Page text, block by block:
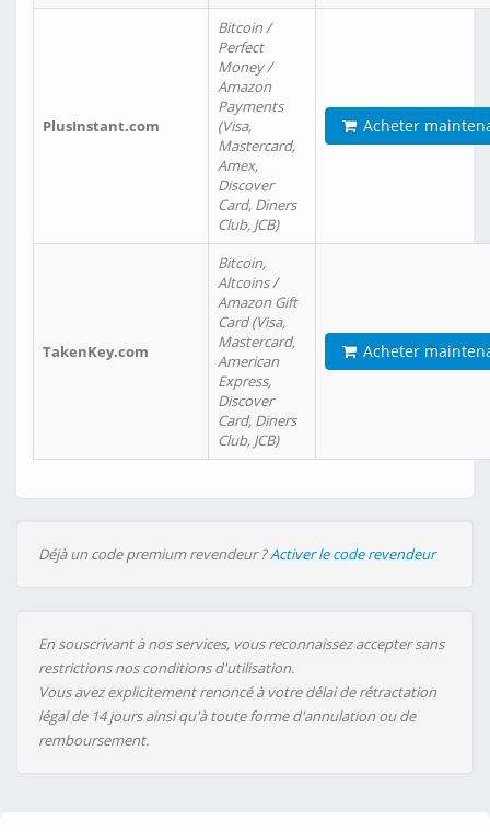
PlusInstant.com
Bitcoin /
Perfect
Money /
Amazon
Payments
(Visa,
Mastercard,
Amex,
Discover
Card, Diners
Club, JCB)
Acheter
TakenKey.com
Bitcoin,
Altcoins /
Amazon Gift
Card (Visa,
Mastercard,
American
Express,
Discover
Card, Diners
Club, JCB)
Acheter
Déjà un code premium revendeur ?Activer le code revendeur
En souscrivant à nos services, vous reconnaissez accepter sans
restrictions nos conditions d'utilisation.
Vous avez explicitement renoncé à votre délai de rétractation
légal de 14 jours ainsi qu'à toute forme d'annulation ou de
remboursement.